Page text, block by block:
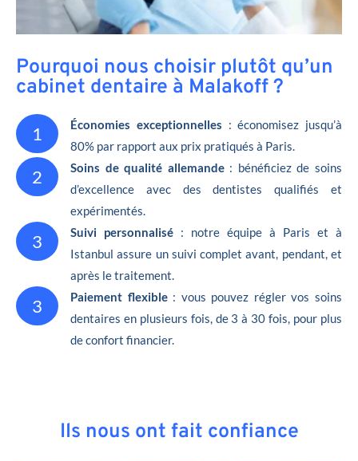
Pourquoi nous choisir plutôt qu’un
cabinet dentaire à Malakoff ?
1 Économies exceptionnelles : économisez jusqu’à
80% par rapport aux prix pratiqués à Paris.
2 Soins de qualité allemande: bénéficiez de soins
d’excellence avec des dentistes qualifiés et
expérimentés.
3 Suivi personnalisé : notre équipe à Paris et à
Istanbul assure un suivi complet avant, pendant, et
après le traitement.
3 Paiement flexible: vous pouvez régler vos soins
dentaires en plusieurs fois, de 3 à 30 fois, pour plus
de confort financier.
Ils nous ont fait confiance